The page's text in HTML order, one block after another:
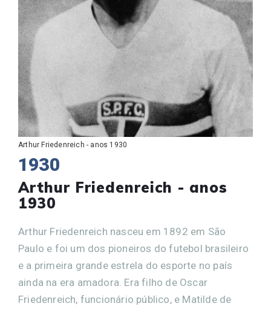
Arthur Friedenreich - anos 1930
1930
Arthur Friedenreich - anos
1930
Arthur Friedenreich nasceu em 1892 em São
Paulo e foi um dos pioneiros do futebol brasileiro
e a primeira grande estrela do esporte no país
ainda na era amadora. Era filho de Oscar
Friedenreich, funcionário público, e Matilde de